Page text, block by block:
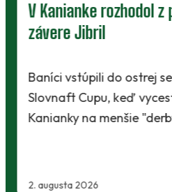
V Kanianke rozhodol z
závere Jibril
2. augusta 2026
Baníci vstúpili do ostrej
Slovnaft Cupu, keď
Kanianky na menšie